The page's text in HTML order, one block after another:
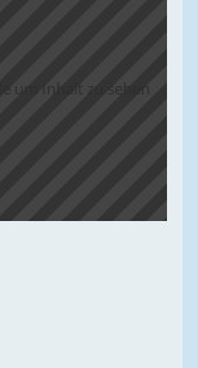
um Inhalt zu sehen